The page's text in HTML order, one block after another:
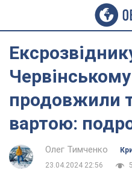
продовжили
вартою:
Олег Тимченко
23.04.2024 22:56